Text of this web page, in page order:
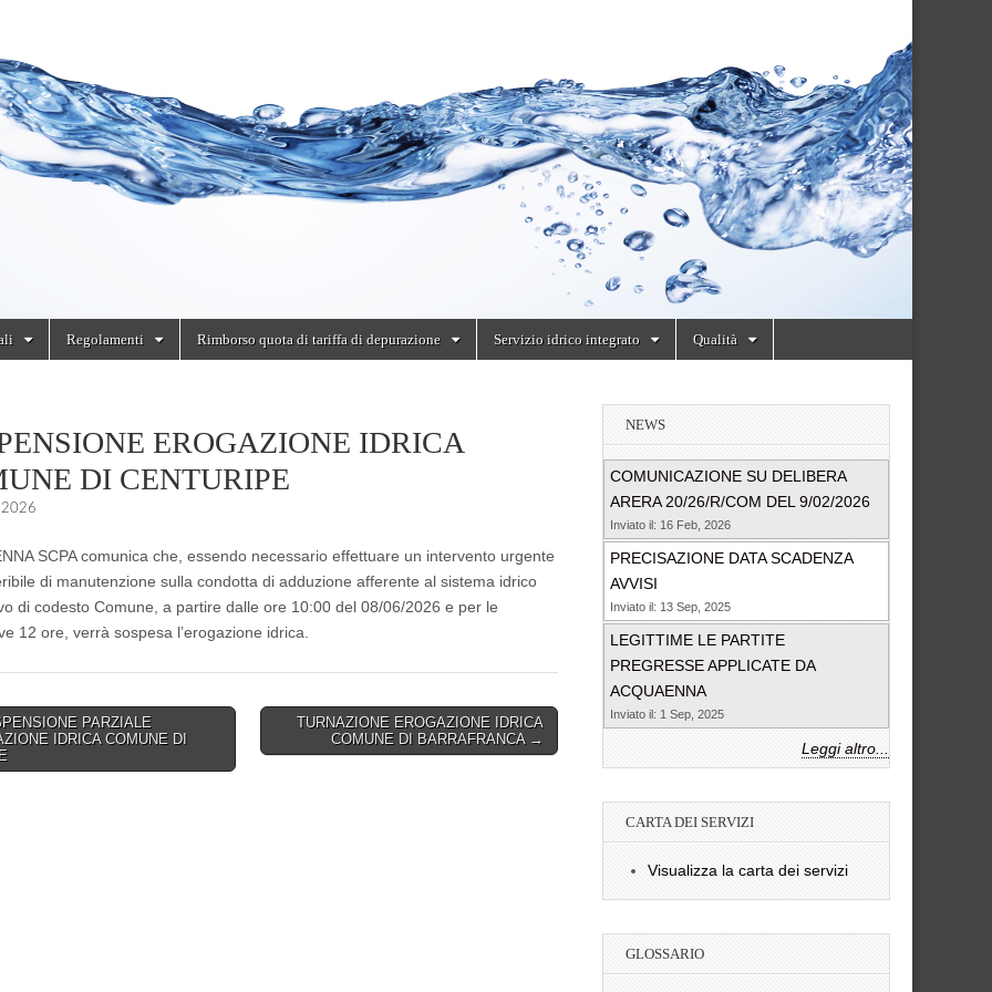
Regolamenti Rimborso quota di tariffa di depurazione Servizio idrico integrato Qualità
EROGAZIONE IDRICA
DI CENTURIPE
2026
SCPA comunica che, essendo necessario effettuare un intervento urgente
di manutenzione sulla condotta di adduzione afferente al sistema idrico
di codesto Comune, a partire dalle ore 10:00 del 08/06/2026 e per le
12 ore, verrà sospesa l’erogazione idrica.
PARZIALE
IDRICA COMUNE DI
TURNAZIONE EROGAZIONE IDRICA
COMUNE DI BARRAFRANCA →
NEWS
COMUNICAZIONE SU DELIBERA
ARERA 20/26/R/COM DEL 9/02/2026
Inviato il: 16 Feb, 2026
PRECISAZIONE DATA SCADENZA
AVVISI
Inviato il: 13 Sep, 2025
LEGITTIME LE PARTITE
PREGRESSE APPLICATE DA
ACQUAENNA
Inviato il: 1 Sep, 2025
Leggi altro...
CARTA DEI SERVIZI
Visualizza la carta dei servizi
GLOSSARIO